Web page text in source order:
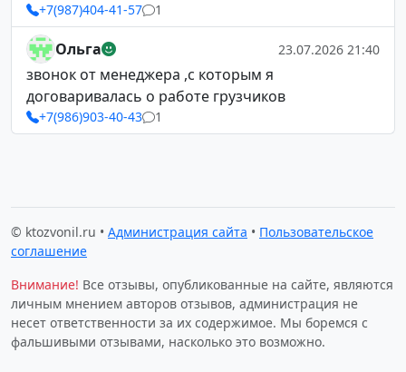
+7(987)404-41-57 1
Ольга 23.07.2026 21:40
звонок от менеджера ,с которым я
договаривалась о работе грузчиков
+7(986)903-40-43 1
© ktozvonil.ru • Администрация сайта • Пользовательское
соглашение
Внимание! Все отзывы, опубликованные на сайте, являются
личным мнением авторов отзывов, администрация не
несет ответственности за их содержимое. Мы боремся с
фальшивыми отзывами, насколько это возможно.